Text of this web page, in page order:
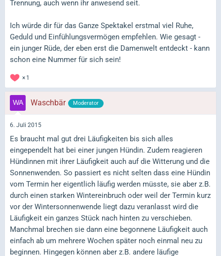
Trennung, auch wenn ihr anwesend seit.
Ich würde dir für das Ganze Spektakel erstmal viel Ruhe,
Geduld und Einfühlungsvermögen empfehlen. Wie gesagt -
ein junger Rüde, der eben erst die Damenwelt entdeckt - kann
schon eine Nummer für sich sein!
1
Waschbär Moderator
6. Juli 2015
Es braucht mal gut drei Läufigkeiten bis sich alles
eingependelt hat bei einer jungen Hündin. Zudem reagieren
Hündinnen mit ihrer Läufigkeit auch auf die Witterung und die
Sonnenwenden. So passiert es nicht selten dass eine Hündin
vom Termin her eigentlich läufig werden müsste, sie aber z.B.
durch einen starken Wintereinbruch oder weil der Termin kurz
vor der Wintersonnenwende liegt dazu veranlasst wird die
Läufigkeit ein ganzes Stück nach hinten zu verschieben.
Manchmal brechen sie dann eine begonnene Läufigkeit auch
einfach ab um mehrere Wochen später noch einmal neu zu
beginnen. Hingegen können aber z.B. andere läufige